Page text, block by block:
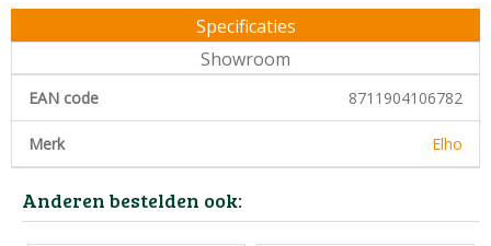
Specificaties
Showroom
EAN code 8711904106782
Merk Elho
Anderen bestelden ook: